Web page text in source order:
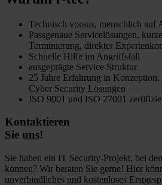
Technisch voraus, menschlich auf
Passgenaue Servicelösungen,
Terminierung, direkter
Schnelle Hilfe im Angriffsfall
ausgeprägte Service Struktur
25 Jahre Erfahrung in
Cyber Security Lösungen
ISO 9001 und ISO 27001
Kontaktieren
Sie uns!
Sie haben ein IT Security-Projekt, bei
können? Wir beraten Sie gerne! Hier
unverbindliches und kostenloses